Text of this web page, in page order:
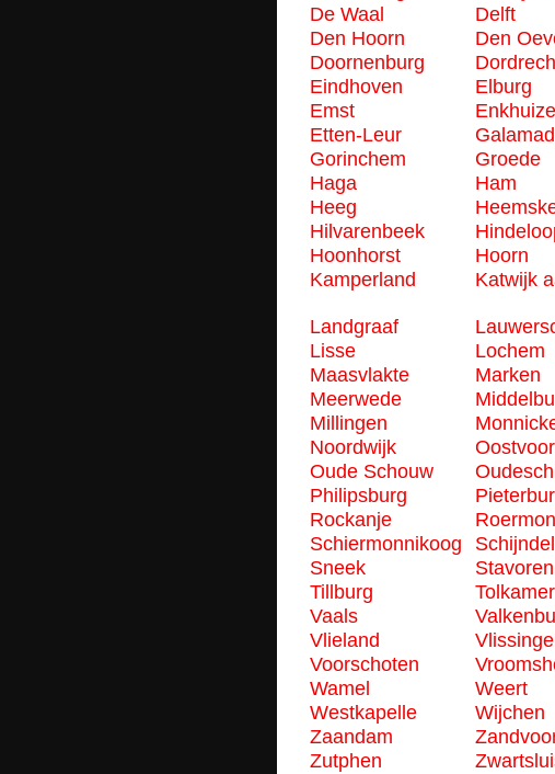
De Waal
Delft
Den Hoorn
Den
Doornenburg
Eindhoven
Elburg
Emst
Etten-Leur
Gorinchem
Groede
Haga
Ham
Heeg
Hilvarenbeek
Hoonhorst
Hoorn
Kamperland
Katwijk
Landgraaf
Lisse
Lochem
Maasvlakte
Marken
Meerwede
Millingen
Noordwijk
Oude Schouw
Philipsburg
Rockanje
Schiermonnikoog
Schijndel
Sneek
Stavoren
Tillburg
Tolkamer
Vaals
Vlieland
Voorschoten
Wamel
Weert
Westkapelle
Wijchen
Zaandam
Zutphen
2